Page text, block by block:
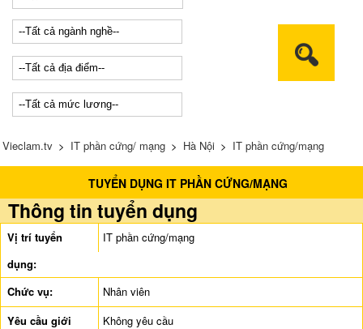
Vieclam.tv > IT phần cứng/ mạng > Hà Nội > IT phần cứng/mạng
TUYỂN DỤNG IT PHẦN CỨNG/MẠNG
Thông tin tuyển dụng
Vị trí tuyển
dụng:
IT phần cứng/mạng
Chức vụ:
Nhân viên
Yêu cầu giới
Không yêu cầu